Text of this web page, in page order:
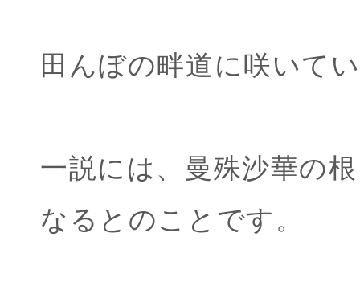
田んぼの畔道に咲いて
一説には、曼殊沙華の
なるとのことです。